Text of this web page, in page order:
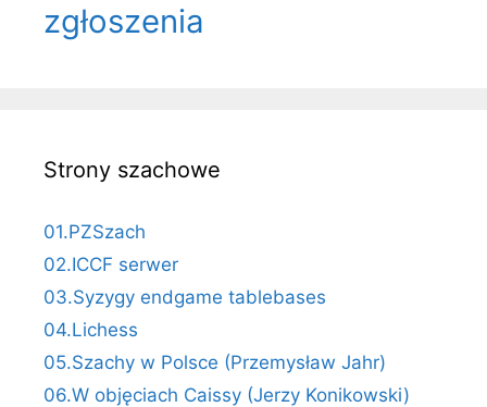
zgłoszenia
Strony szachowe
01.PZSzach
02.ICCF serwer
03.Syzygy endgame tablebases
04.Lichess
05.Szachy w Polsce (Przemysław Jahr)
06.W objęciach Caissy (Jerzy Konikowski)